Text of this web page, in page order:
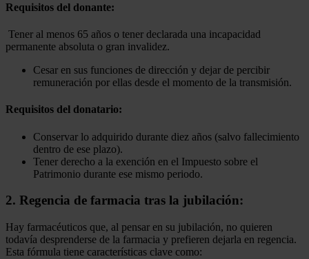
Requisitos del donante:
Tener al menos 65 años o tener declarada una incapacidad
permanente absoluta o gran invalidez.
Cesar en sus funciones de dirección y dejar de percibir
remuneración por ellas desde el momento de la transmisión.
Requisitos del donatario:
Conservar lo adquirido durante diez años (salvo fallecimiento
dentro de ese plazo).
Tener derecho a la exención en el Impuesto sobre el
Patrimonio durante ese mismo periodo.
2. Regencia de farmacia tras la jubilación:
Hay farmacéuticos que, al pensar en su jubilación, no quieren
todavía desprenderse de la farmacia y prefieren dejarla en regencia.
Esta fórmula tiene características clave como: